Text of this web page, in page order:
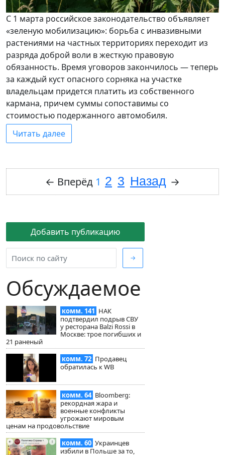
Добавить публикацию
→
Обсуждаемое
комм. 141 НАК
подтвердил подрыв СВУ
у ресторана Balzi Rossi в
Москве: трое погибших и
21 раненый
комм. 72 Продавец
обратилась к WB
комм. 64 Bloomberg:
рекордная жара и
военные конфликты
угрожают мировым
ценам на продовольствие
комм. 60 Украинцев
избили в Польше за то,
С 1 марта российское законодательство объявляет
«зеленую мобилизацию»: борьба с инвазивными
растениями на частных территориях переходит из
разряда доброй воли в жесткую правовую
обязанность. Время уговоров закончилось — теперь
за каждый куст опасного сорняка на участке
владельцам придется платить из собственного
кармана, причем суммы сопоставимы со
стоимостью подержанного автомобиля.
Читать далее
← Вперёд 1 2 3 Назад →